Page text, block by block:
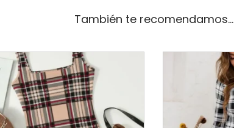
También te recomendamos…